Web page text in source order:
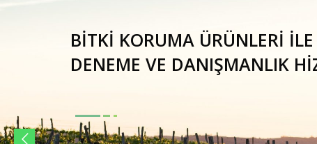
BİTKİ KORUMA ÜRÜNLERİ
DENEME VE DANIŞMANLIK